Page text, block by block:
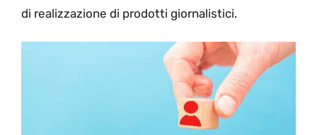
di realizzazione di prodotti giornalistici.